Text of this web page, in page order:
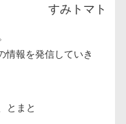
すみトマト
情報を発信していき
とまと